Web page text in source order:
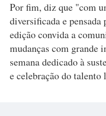
Por fim, diz que "com
diversificada e pensada
edição convida a
mudanças com grande
semana dedicado à
e celebração do talento